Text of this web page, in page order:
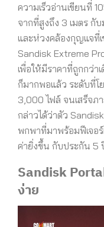
ความเร็วอ่านเขียนที่
จากที่สูงถึง 3 เมตร กั
และห่วงคล้องกุญแจที่เ
Sandisk Extreme
เพื่อให้มีราคาที่ถูกกว่า
ก็มากพอแล้ว ระดับที่โ
3,000 ไฟล์ จนเสร็จภ
กล่าวได้ว่าตัว
พกพาที่มาพร้อมฟีเจอ
ค่ายิ่งขึ้น กับประกัน 5
Sandisk
ง่าย